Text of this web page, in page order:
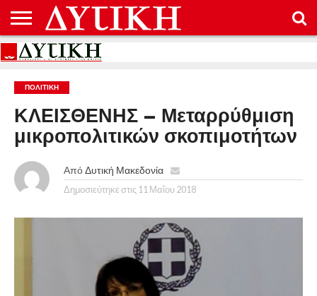
ΑΡΧΙΚΉ
ΕΠΙΚΟΙΝΩΝΊΑ
ΌΡΟΙ
ΠΡΟΣΤΑΣΊΑ
ΔΕΔΟΜΈΝΩΝ
ΠΟΛΙΤΙΚΉ
ΚΛΕΙΣΘΕΝΗΣ – Μεταρρύθμιση
μικροπολιτικών σκοπιμοτήτων
Από Δυτική Μακεδονία
Δημοσιεύτηκε στις 11 Μαΐου 2018